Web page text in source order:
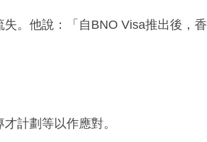
。他說：「自BNO Visa推出後，香
計劃等以作應對。